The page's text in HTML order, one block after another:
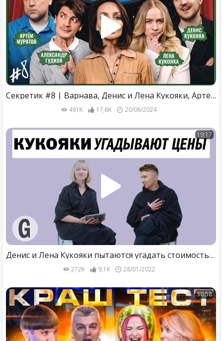
Секретик #8 | Варнава, Денис и Лена Кукояки, Артём Муратов, Александр Гудков
491K 17,8K 20/06/2024
19:17
Денис и Лена Кукояки пытаются угадать стоимость вещей | Glamour Россия
272K 9,1K 28/01/2022
30:58